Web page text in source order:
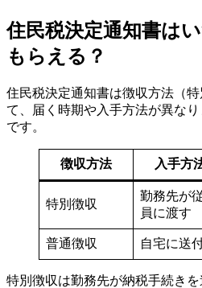
住民税決定通知書は
もらえる？
住民税決定通知書は徴収方法（
て、届く時期や入手方法が異な
です。
徴収方法 入手方
特別徴収
勤務先が
員に渡す
普通徴収 自宅に送
特別徴収は勤務先が納税手続き